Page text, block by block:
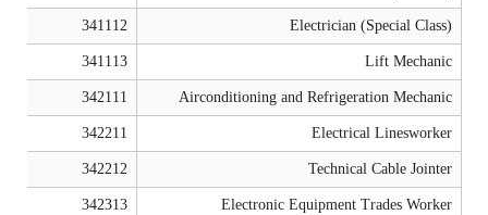
Electrician (Special Class)
341112
Lift Mechanic
341113
Airconditioning and Refrigeration Mechanic
342111
Electrical Linesworker
342211
Technical Cable Jointer
342212
Electronic Equipment Trades Worker
342313